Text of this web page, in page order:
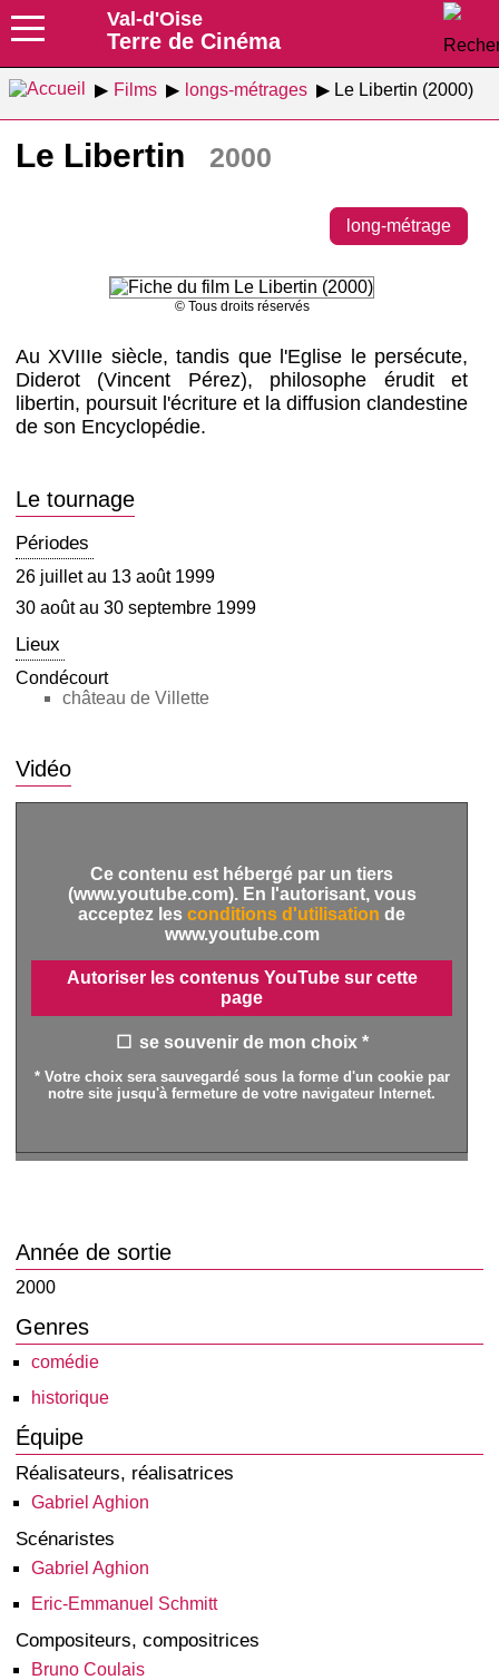
Val-d'Oise
Terre de Cinéma
Films longs-métrages Le Libertin (2000)
Le Libertin 2000
long-métrage
© Tous droits réservés
Au XVIIIe siècle, tandis que l'Eglise le persécute,
Diderot (Vincent Pérez), philosophe érudit et
libertin, poursuit l'écriture et la diffusion clandestine
de son Encyclopédie.
Le tournage
Périodes
26 juillet au 13 août 1999
30 août au 30 septembre 1999
Lieux
Condécourt
château de Villette
Vidéo
Ce contenu est hébergé par un tiers
(www.youtube.com). En l'autorisant, vous
acceptez les conditions d'utilisation de
www.youtube.com
Autoriser les contenus YouTube sur cette
page
se souvenir de mon choix *
* Votre choix sera sauvegardé sous la forme d'un cookie par
notre site jusqu'à fermeture de votre navigateur Internet.
Année de sortie
2000
Genres
comédie
historique
Équipe
Réalisateurs, réalisatrices
Gabriel Aghion
Scénaristes
Gabriel Aghion
Eric-Emmanuel Schmitt
Compositeurs, compositrices
Bruno Coulais